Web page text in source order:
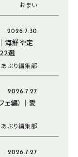
おまい
2026.7.30
海鮮や定
選
ぷり編集部
2026.7.27
ェ編）｜愛
ぷり編集部
2026.7.27